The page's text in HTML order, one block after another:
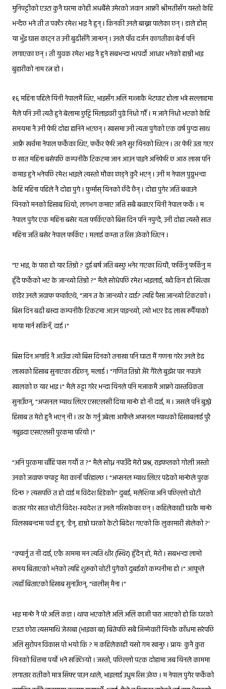
मुनिपट्टीको एउटा कुनै घरमा कोही अधबैंसे उमेरको जवान आफ्नी श्रीमतीसँग यस्तो केहि
भन्दैछ भने ती त पक्कै रमेश भाइ नै हुन् । किनकी उनले बाख्रा पालेका छन् । डाले होस्
या भुँइ घास काट्न त उनी बुढीसँगै जान्छन् । उनले पाँच दर्जन कागतीका बेर्ना पनि
लगाएका छन् । ती युवक रमेश भाइ नै हुने सबभन्दा भरपर्दो आधार भनेको हाम्री भाइ
बुहारीको नाम रत्न हो ।
१६महिना पहिले यिनी नेपालमैं थिए, भाइसँग अलि मज्जाकै भेटघाट होला भन्ने सल्लाहमा
मैले पनि उनी त्यतै हुने बेलामा छुट्टि मिलाइवरी पुग्ने निधो गरेँ । म जाने निधो भएको केहि
समयमा नै उनी फेरि दोहा हानिने भएछन् । खासमा उनी त्यता पुगेको एक वर्ष पुग्दा साथ
आफ्नै खर्चमा नेपाल फर्केका थिए, फर्केर फेरि जाने सुर यिनको थिएन । तर फेरि उता गएर
छ सात महिना बसेपछि कम्पनीकै टिकटमा जान आउन पाइने अनिफेरि छ आठ लाख पनि
कमाइ हुने भनेपछि रमेश भाइले त्यस्तो मौका छाड्ने कुरै भएन् । उनी म नेपाल पुग्नुभन्दा
केहि महिना पहिले नै दोहा पुगे । फुर्मास् यिनको छँदै छैन् । दोहा पुगेर जति बचाउने
यिनको मनको हिसाब थियो, लगभग कमाए जत्ति सबै बचाएर यिनी नेपाल फर्के । म
नेपाल पुगेर एक महिना बसेर यता फर्किएको बिस दिन पनि नपुग्दै, उनी दोहा त्यस्तै सात
महिना जति बसेर नेपाल फर्किए । मलाई कम्ता त रिस उठेको थिएन ।
"ए भाइ, के पारा हो यार तिम्रो ? दुई बर्ष जति बस्छु भनेर गएका थियौ, फर्किनु फर्किनु म
हुँदै फर्केको भए के जान्थ्यो तिम्रो ?" मैले सोधेपछि रमेश भाइलाई, ख्वै किन हो खित्का
छाडेर उनले जवाफ फर्काएथे, "जान त के जान्थ्यो र दाई? त्यहि पैसा जान्थ्यो टिकटको ।
बिस दिन बढी बस्दा कम्पनीकै टिकटमा आउन पाइन्थ्यो, त्यो भएर डेढ लाख रूपैँयाको
माया मार्न सकिनँ, दाई ।"
बिस दिन अगाडि नै आउँदा त्यो बिस दिनको तनाखा पनि घाटा मैं गणना गरेर उनले डेढ
लाखको हिसाब सुनाएका रहिछन्, मलाई । "गणित तिम्रो अैरे गैरेले बुझेर पार नपाउने
खालको छ यार भाइ ।" मैले ठट्टा गरेर भन्दा यिनले पनि मजाकमै आफ्नो वास्तविकता
सुनाउँछन्, "अप्सनल म्याथ लिएर एसएलसी दिया मान्छे हो नी दाई, म । जसले पनि बुझ्ने
हिसाब त मेरो हुनै भएन् नी । तर के गर्नु उबेला आफैले अप्सनल म्याथको हिसाबलाई पुरै
नबुझ्दा एसएलसी पुरकमा परियो ।"
"अनि पुरकमा चाँहि पास गर्यौ त ?" मैले सोध्न नपाउँदै मेरो प्रश्न, राइफलको गोली जस्तो
उनको जवाफ फ्याट्ट मेरा कानाँ परिहाल्छ । "अप्सनल म्याथ लिएर पढेको मान्छेले पुरक
दिन्छ ? त्यसपछि त हो दाई म विदेश हिडेको!" दुबई, मलेशिया अनि पछिल्लो चोटी
कतार गरेर सात चोटी विदेश-स्वदेश त उनले गरिसकेका छन् । कहिलेकाही घरकै मान्छे
विलखबन्दमा पर्दा हुन्, 'हैन्, हाम्रो घरको केटो बिदेश गएको कि लुकामारी खेलेको ?'
"क्यार्नू त नी दाई, एकै ठाममा मन त्यति थीर (स्थिर) हुँदैन् हो, मेरो । सबभन्दा लामो
समय बिताएको भनेको त्यहि शुरूको चोटी पुगेको दुबईको कम्पनीमा हो ।" आफूले
त्यहाँ बिताएको हिसाब सुनाउँछन्, "चालीस् मैना ।"
भाइ मान्छे नै परे अलि कडा । थापा भएकोले अलि अलि काजी पारा आएको हो कि घरको
एउटा छोरा त्यसमाथि जेठाबा (भाइका बा) बितेपछि सबै जिम्मेवारी यिनकै काँधमा सरेपछि
अलि सुरोपन विकास पो भयो कि ? म कहिलेकाही यसो गम खान्छु । प्रायः कुनै कुरा
यिनको चित्तमा पर्यो भने सक्कियो । जस्तो, पछिल्लो पटक दोहामा जब यिनले काममा
लगातार रातीको मात्र सिफ्ट पाउन थाले, भाइलाई उधुम रिस उठेछ । म नेपाल पुगेर फर्केको